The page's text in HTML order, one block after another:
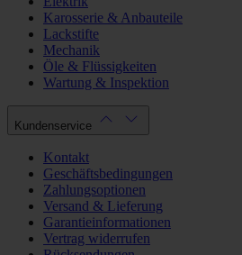
Karosserie & Anbauteile
Lackstifte
Mechanik
Öle & Flüssigkeiten
Wartung & Inspektion
Kundenservice
Kontakt
Geschäftsbedingungen
Zahlungsoptionen
Versand & Lieferung
Garantieinformationen
Vertrag widerrufen